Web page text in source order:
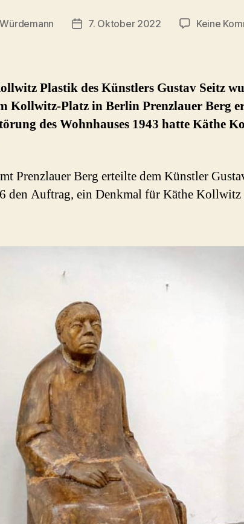
Beitragsdatum
7. Oktober 2022 Keine
Plastik des Künstlers Gustav Seitz
Kollwitz-Platz in Berlin Prenzlauer Berg
des Wohnhauses 1943 hatte Käthe
Prenzlauer Berg erteilte dem Künstler
den Auftrag, ein Denkmal für Käthe Kollwitz